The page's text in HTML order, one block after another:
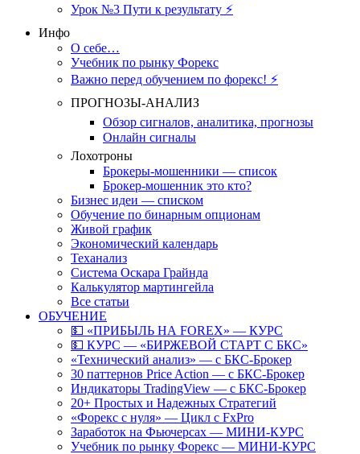
Урок №3 Пути к результату ⚡️
Инфо
О себе…
Учебник по рынку Форекс
Важно перед обучением по форекс! ⚡
ПРОГНОЗЫ-АНАЛИЗ
Обзор сигналов, аналитика, прогнозы
Онлайн сигналы
Лохотроны
Брокеры-мошенники — список
Брокер-мошенник это кто?
Бизнес идеи — списком
Обучение по бинарным опционам
Живой график
Экономический календарь
Теханализ
Система Оскара Грайнда
Калькулятор мартингейла
Все статьи
ОБУЧЕНИЕ
💵 «ПРИБЫЛЬ НА FOREX» — КУРС
💵 КУРС — «БИРЖЕВОЙ СТАРТ С БКС»
«Технический анализ» — с БКС-Брокер
30 паттернов Price Action — с БКС-Брокер
Индикаторы TradingView — с БКС-Брокер
20+ Простых и Надежных Стратегий
«Форекс с нуля» — Цикл с FxPro
Заработок на Фьючерсах — МИНИ-КУРС
Учебник по рынку Форекс — МИНИ-КУРС